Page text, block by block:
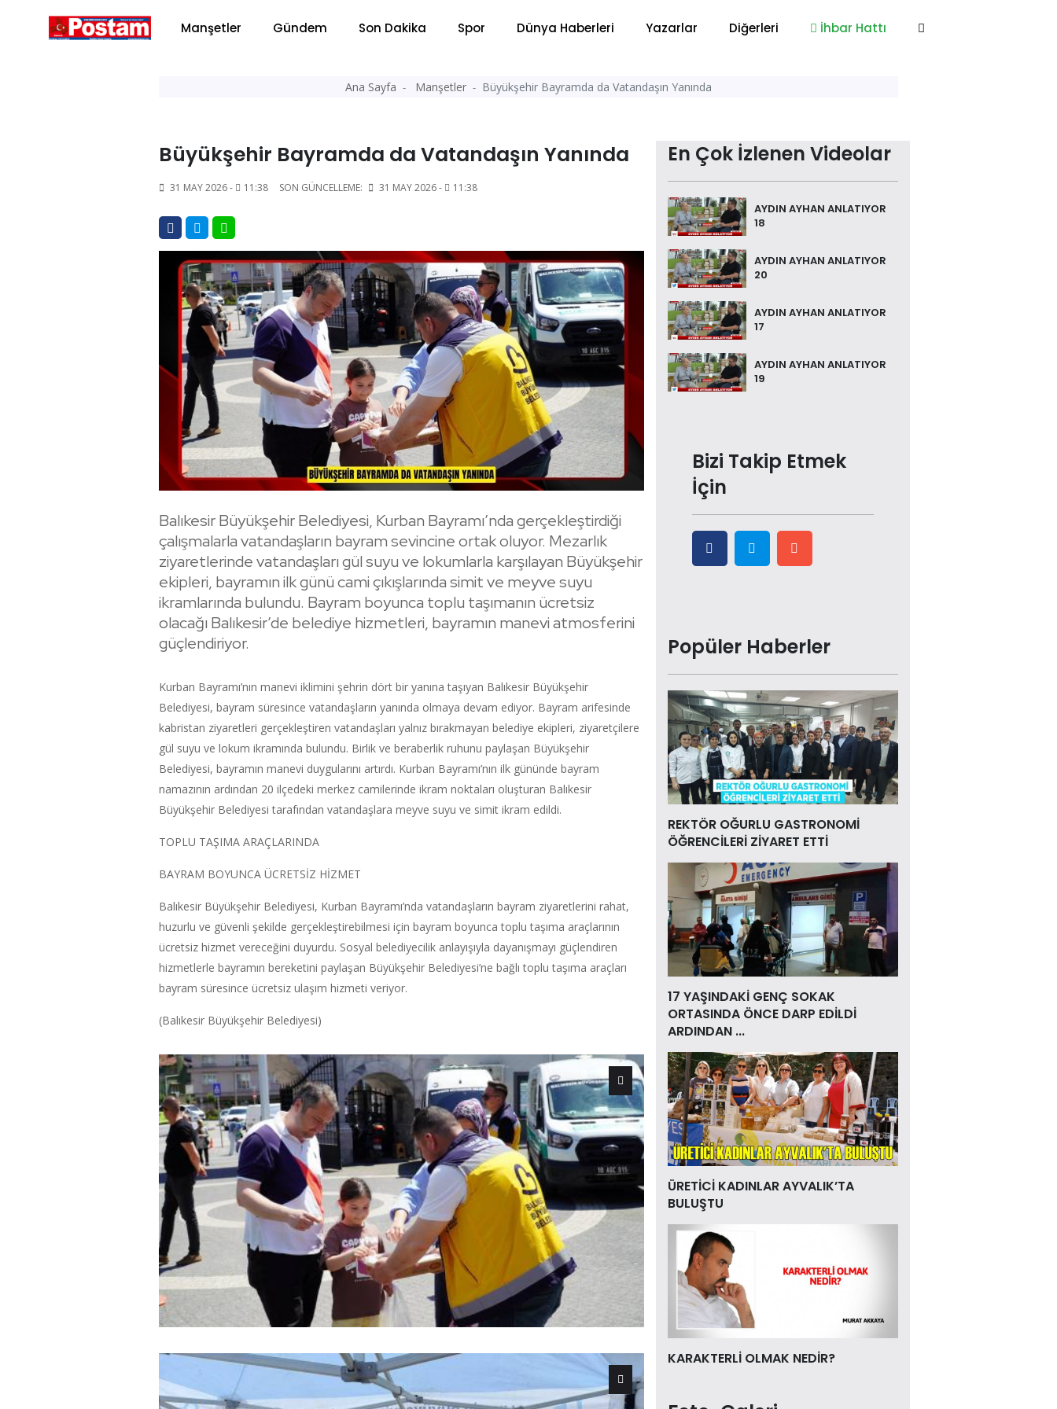
Manşetler Gündem Son Dakika Spor Dünya Haberleri Yazarlar Diğerleri İhbar Hattı
Ana Sayfa Manşetler Büyükşehir Bayramda da Vatandaşın Yanında
Büyükşehir Bayramda da Vatandaşın Yanında
31 MAY 2026 - 11:38 SON GÜNCELLEME: 31 MAY 2026 - 11:38
Balıkesir Büyükşehir Belediyesi, Kurban Bayramı’nda gerçekleştirdiği
çalışmalarla vatandaşların bayram sevincine ortak oluyor. Mezarlık
ziyaretlerinde vatandaşları gül suyu ve lokumlarla karşılayan Büyükşehir
ekipleri, bayramın ilk günü cami çıkışlarında simit ve meyve suyu
ikramlarında bulundu. Bayram boyunca toplu taşımanın ücretsiz
olacağı Balıkesir’de belediye hizmetleri, bayramın manevi atmosferini
güçlendiriyor.
Kurban Bayramı’nın manevi iklimini şehrin dört bir yanına taşıyan Balıkesir Büyükşehir
Belediyesi, bayram süresince vatandaşların yanında olmaya devam ediyor. Bayram arifesinde
kabristan ziyaretleri gerçekleştiren vatandaşları yalnız bırakmayan belediye ekipleri, ziyaretçilere
gül suyu ve lokum ikramında bulundu. Birlik ve beraberlik ruhunu paylaşan Büyükşehir
Belediyesi, bayramın manevi duygularını artırdı. Kurban Bayramı’nın ilk gününde bayram
namazının ardından 20 ilçedeki merkez camilerinde ikram noktaları oluşturan Balıkesir
Büyükşehir Belediyesi tarafından vatandaşlara meyve suyu ve simit ikram edildi.
TOPLU TAŞIMA ARAÇLARINDA
BAYRAM BOYUNCA ÜCRETSİZ HİZMET
Balıkesir Büyükşehir Belediyesi, Kurban Bayramı’nda vatandaşların bayram ziyaretlerini rahat,
huzurlu ve güvenli şekilde gerçekleştirebilmesi için bayram boyunca toplu taşıma araçlarının
ücretsiz hizmet vereceğini duyurdu. Sosyal belediyecilik anlayışıyla dayanışmayı güçlendiren
hizmetlerle bayramın bereketini paylaşan Büyükşehir Belediyesi’ne bağlı toplu taşıma araçları
bayram süresince ücretsiz ulaşım hizmeti veriyor.
(Balıkesir Büyükşehir Belediyesi)
En Çok İzlenen Videolar
AYDIN AYHAN ANLATIYOR
18
AYDIN AYHAN ANLATIYOR
20
AYDIN AYHAN ANLATIYOR
17
AYDIN AYHAN ANLATIYOR
19
Bizi Takip Etmek
İçin
Popüler Haberler
REKTÖR OĞURLU GASTRONOMİ
ÖĞRENCİLERİ ZİYARET ETTİ
17 YAŞINDAKİ GENÇ SOKAK
ORTASINDA ÖNCE DARP EDİLDİ
ARDINDAN ...
ÜRETİCİ KADINLAR AYVALIK’TA
BULUŞTU
KARAKTERLİ OLMAK NEDİR?